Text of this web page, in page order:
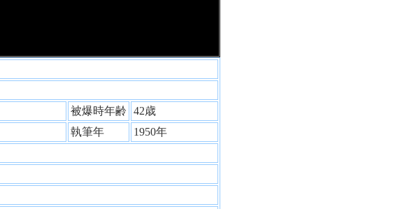
被爆時年齢
42歳
執筆年
1950年